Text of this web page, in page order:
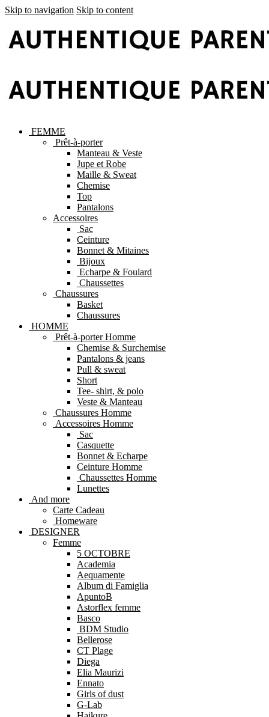
Skip to navigation Skip to content
FEMME
Prêt-à-porter
Manteau & Veste
Jupe et Robe
Maille & Sweat
Chemise
Top
Pantalons
Accessoires
Sac
Ceinture
Bonnet & Mitaines
Bijoux
Echarpe & Foulard
Chaussettes
Chaussures
Basket
Chaussures
HOMME
Prêt-à-porter Homme
Chemise & Surchemise
Pantalons & jeans
Pull & sweat
Short
Tee- shirt, & polo
Veste & Manteau
Chaussures Homme
Accessoires Homme
Sac
Casquette
Bonnet & Echarpe
Ceinture Homme
Chaussettes Homme
Lunettes
And more
Carte Cadeau
Homeware
DESIGNER
Femme
5 OCTOBRE
Academia
Aequamente
Album di Famiglia
ApuntoB
Astorflex femme
Basco
BDM Studio
Bellerose
CT Plage
Diega
Elia Maurizi
Ennato
Girls of dust
G-Lab